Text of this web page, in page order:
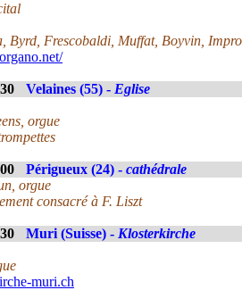
Byrd, Frescobaldi, Muffat, Boyvin,
Velaines (55) - Eglise
orgue
Périgueux (24) - cathédrale
orgue
consacré à F. Liszt
Muri (Suisse) - Klosterkirche
muri.ch